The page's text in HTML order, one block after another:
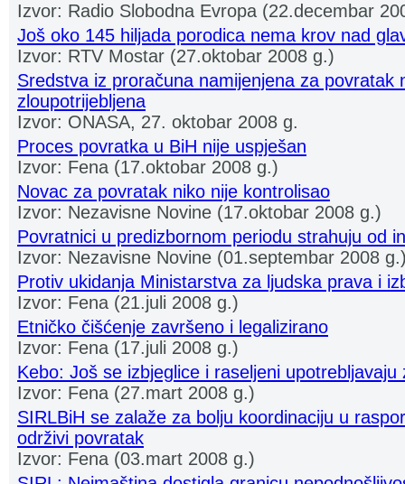
Izvor: Radio Slobodna Evropa (22.decembar
Još oko 145 hiljada porodica nema krov nad
Izvor: RTV Mostar (27.oktobar 2008 g.)
Sredstva iz proračuna namijenjena za povratak
zloupotrijebljena
Izvor: ONASA, 27. oktobar 2008 g.
Proces povratka u BiH nije uspješan
Izvor: Fena (17.oktobar 2008 g.)
Novac za povratak niko nije kontrolisao
Izvor: Nezavisne Novine (17.oktobar 2008 g.)
Povratnici u predizbornom periodu strahuju od
Izvor: Nezavisne Novine (01.septembar 2008
Protiv ukidanja Ministarstva za ljudska prava i
Izvor: Fena (21.juli 2008 g.)
Etničko čišćenje završeno i legalizirano
Izvor: Fena (17.juli 2008 g.)
Kebo: Još se izbjeglice i raseljeni upotrebljavaju
Izvor: Fena (27.mart 2008 g.)
SIRLBiH se zalaže za bolju koordinaciju u
održivi povratak
Izvor: Fena (03.mart 2008 g.)